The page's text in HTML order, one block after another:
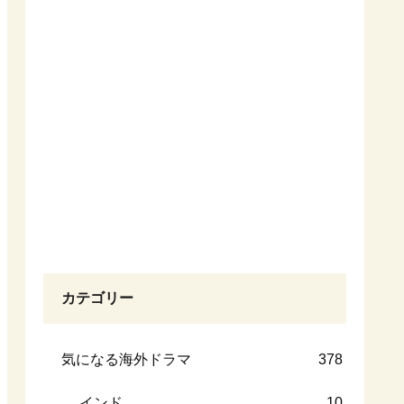
カテゴリー
気になる海外ドラマ 378